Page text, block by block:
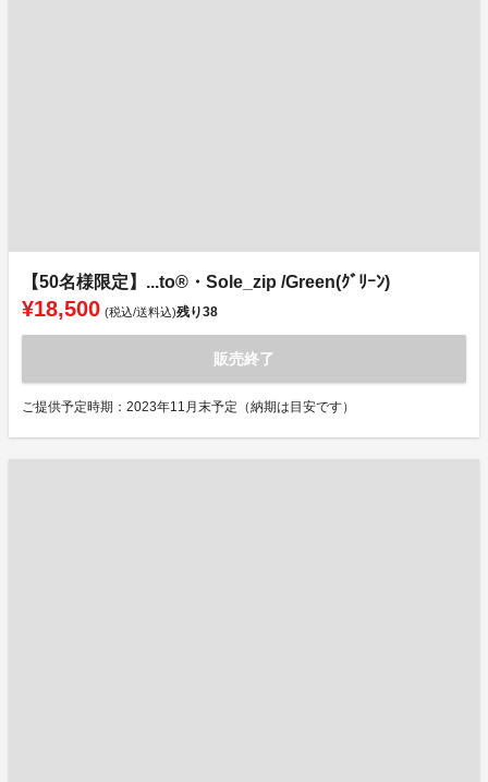
【50名様限定】...to®・Sole_zip /Green(ｸﾞﾘｰﾝ)
¥18,500 (税込/送料込)残り38
販売終了
ご提供予定時期：2023年11月末予定（納期は目安です）